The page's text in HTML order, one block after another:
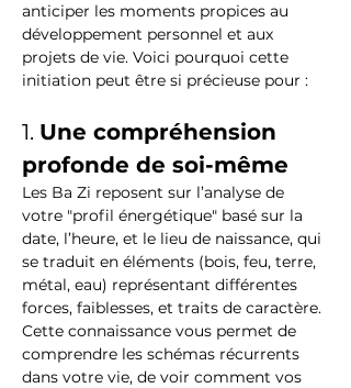
anticiper les moments propices au
développement personnel et aux
projets de vie. Voici pourquoi cette
initiation peut être si précieuse pour :
1. Une compréhension
profonde de soi-même
Les Ba Zi reposent sur l’analyse de
votre "profil énergétique" basé sur la
date, l’heure, et le lieu de naissance, qui
se traduit en éléments (bois, feu, terre,
métal, eau) représentant différentes
forces, faiblesses, et traits de caractère.
Cette connaissance vous permet de
comprendre les schémas récurrents
dans votre vie, de voir comment vos